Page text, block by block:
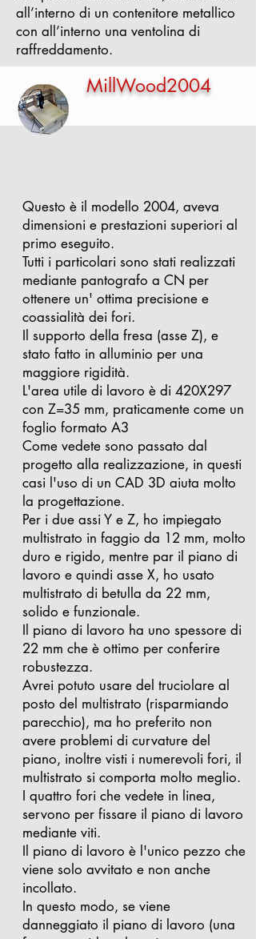
all’interno di un contenitore metallico
con all’interno una ventolina di
raffreddamento.
MillWood2004
Questo è il modello 2004, aveva
dimensioni e prestazioni superiori al
primo eseguito.
Tutti i particolari sono stati realizzati
mediante pantografo a CN per
ottenere un' ottima precisione e
coassialità dei fori.
Il supporto della fresa (asse Z), e
stato fatto in alluminio per una
maggiore rigidità.
L'area utile di lavoro è di 420X297
con Z=35 mm, praticamente come un
foglio formato A3
Come vedete sono passato dal
progetto alla realizzazione, in questi
casi l'uso di un CAD 3D aiuta molto
la progettazione.
Per i due assi Y e Z, ho impiegato
multistrato in faggio da 12 mm, molto
duro e rigido, mentre par il piano di
lavoro e quindi asse X, ho usato
multistrato di betulla da 22 mm,
solido e funzionale.
Il piano di lavoro ha uno spessore di
22 mm che è ottimo per conferire
robustezza.
Avrei potuto usare del truciolare al
posto del multistrato (risparmiando
parecchio), ma ho preferito non
avere problemi di curvature del
piano, inoltre visti i numerevoli fori, il
multistrato si comporta molto meglio.
I quattro fori che vedete in linea,
servono per fissare il piano di lavoro
mediante viti.
Il piano di lavoro è l'unico pezzo che
viene solo avvitato e non anche
incollato.
In questo modo, se viene
danneggiato il piano di lavoro (una